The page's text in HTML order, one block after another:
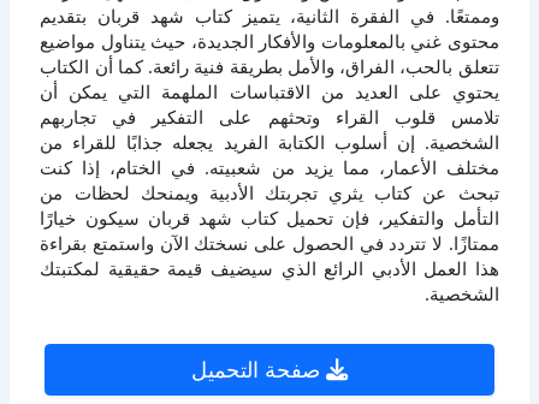
وممتعًا. في الفقرة الثانية، يتميز كتاب شهد قربان بتقديم
محتوى غني بالمعلومات والأفكار الجديدة، حيث يتناول مواضيع
تتعلق بالحب، الفراق، والأمل بطريقة فنية رائعة. كما أن الكتاب
يحتوي على العديد من الاقتباسات الملهمة التي يمكن أن
تلامس قلوب القراء وتحثهم على التفكير في تجاربهم
الشخصية. إن أسلوب الكتابة الفريد يجعله جذابًا للقراء من
مختلف الأعمار، مما يزيد من شعبيته. في الختام، إذا كنت
تبحث عن كتاب يثري تجربتك الأدبية ويمنحك لحظات من
التأمل والتفكير، فإن تحميل كتاب شهد قربان سيكون خيارًا
ممتازًا. لا تتردد في الحصول على نسختك الآن واستمتع بقراءة
هذا العمل الأدبي الرائع الذي سيضيف قيمة حقيقية لمكتبتك
الشخصية.
صفحة التحميل